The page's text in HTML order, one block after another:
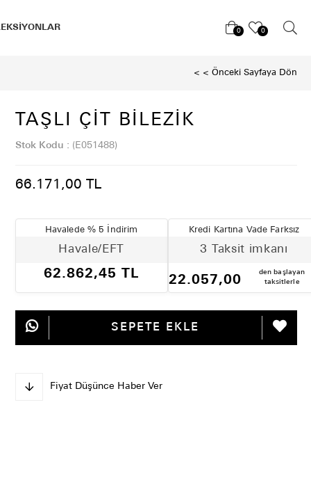
0 0
< < Önceki Sayfaya Dön
TAŞLI ÇIT BILEZIK
Stok Kodu (E051488)
66.171,00 TL
Havalede % 5 İndirim
Havale/EFT
62.862,45 TL
Kredi Kartına Vade Farksız
3 Taksit imkanı
22.057,00
den başlayan
taksitlerle
Fiyat Düşünce Haber Ver